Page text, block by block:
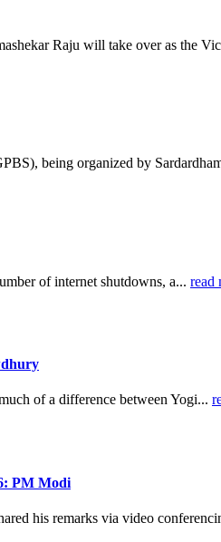
Raju will take over as the
being organized by
of internet shutdowns, a... read
of a difference between Yogi...
PM Modi
his remarks via video